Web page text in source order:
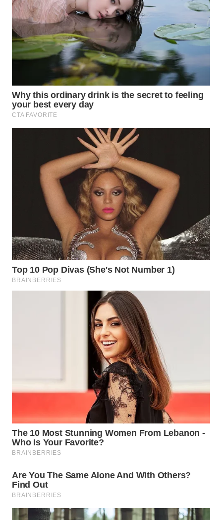
TAPANULI
UTARA
WN
SAMOSIR
PADANG
LAWAS
WN
CIANJUR
KEPULAUAN
WN
TANGERANG
WN
WN
WN
MAJALENGKA
SUBANG
SUKABUMI